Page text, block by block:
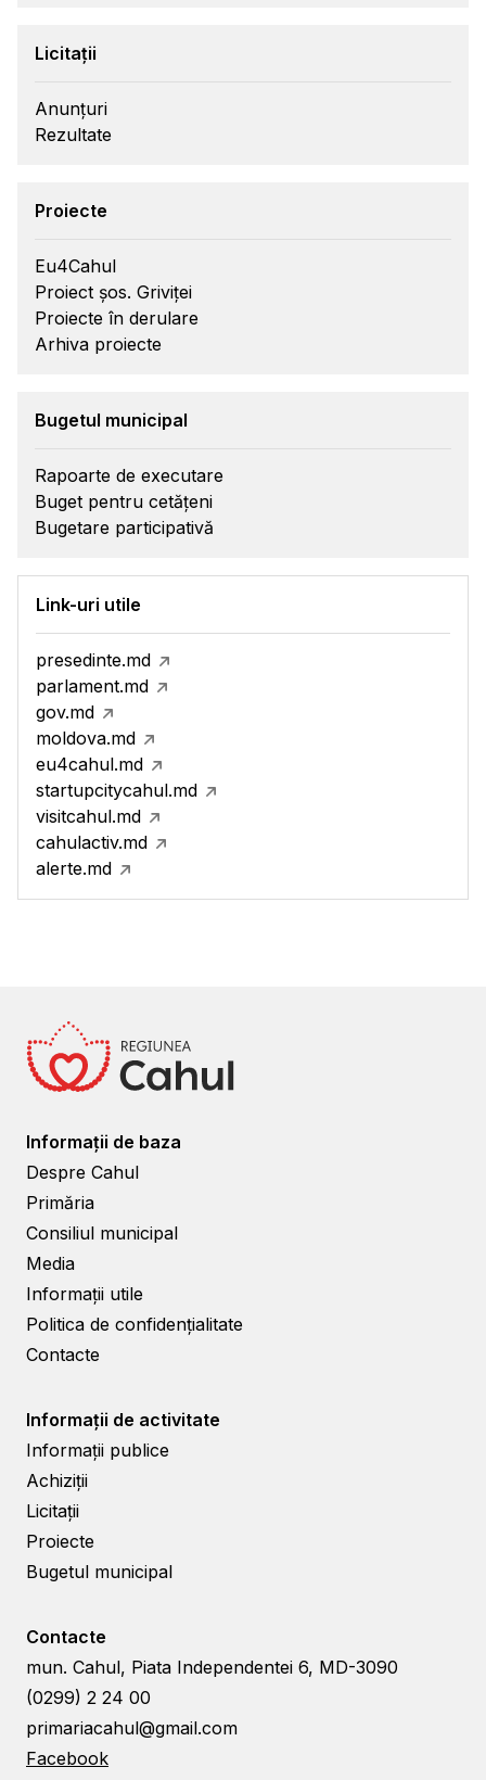
Licitații
Anunțuri
Rezultate
Proiecte
Eu4Cahul
Proiect șos. Griviței
Proiecte în derulare
Arhiva proiecte
Bugetul municipal
Rapoarte de executare
Buget pentru cetățeni
Bugetare participativă
Link-uri utile
presedinte.md
parlament.md
gov.md
moldova.md
eu4cahul.md
startupcitycahul.md
visitcahul.md
cahulactiv.md
alerte.md
Informații de baza
Despre Cahul
Primăria
Consiliul municipal
Media
Informații utile
Politica de confidențialitate
Contacte
Informații de activitate
Informații publice
Achiziții
Licitații
Proiecte
Bugetul municipal
Contacte
mun. Cahul, Piata Independentei 6, MD-3090
(0299) 2 24 00
primariacahul@gmail.com
Facebook